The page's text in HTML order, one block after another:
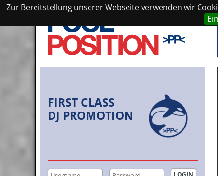
Zur Bereitstellung unserer Webseite verwenden wir
FIRST CLASS
DJ PROMOTION